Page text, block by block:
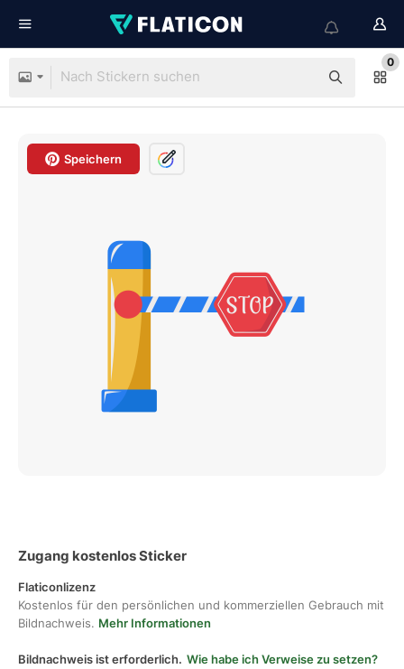
0
Speichern
Zugang kostenlos Sticker
Flaticonlizenz
Kostenlos für den persönlichen und kommerziellen Gebrauch mit
Bildnachweis. Mehr Informationen
Bildnachweis ist erforderlich. Wie habe ich Verweise zu setzen?